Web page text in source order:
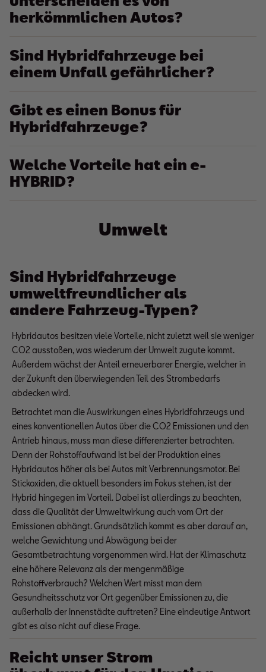
herkömmlichen Autos?
Sind Hybridfahrzeuge bei
einem Unfall gefährlicher?
Gibt es einen Bonus für
Hybridfahrzeuge?
Welche Vorteile hat ein e-
HYBRID?
Umwelt
Sind Hybridfahrzeuge
umweltfreundlicher als
andere Fahrzeug-Typen?
Hybridautos besitzen viele Vorteile, nicht zuletzt weil sie weniger
CO2 ausstoßen, was wiederum der Umwelt zugute kommt.
Außerdem wächst der Anteil erneuerbarer Energie, welcher in
der Zukunft den überwiegenden Teil des Strombedarfs
abdecken wird.
Betrachtet man die Auswirkungen eines Hybridfahrzeugs und
eines konventionellen Autos über die CO2 Emissionen und den
Antrieb hinaus, muss man diese differenzierter betrachten.
Denn der Rohstoffaufwand ist bei der Produktion eines
Hybridautos höher als bei Autos mit Verbrennungsmotor. Bei
Stickoxiden, die aktuell besonders im Fokus stehen, ist der
Hybrid hingegen im Vorteil. Dabei ist allerdings zu beachten,
dass die Qualität der Umweltwirkung auch vom Ort der
Emissionen abhängt. Grundsätzlich kommt es aber darauf an,
welche Gewichtung und Abwägung bei der
Gesamtbetrachtung vorgenommen wird. Hat der Klimaschutz
eine höhere Relevanz als der mengenmäßige
Rohstoffverbrauch? Welchen Wert misst man dem
Gesundheitsschutz vor Ort gegenüber Emissionen zu, die
außerhalb der Innenstädte auftreten? Eine eindeutige Antwort
gibt es also nicht auf diese Frage.
Reicht unser Strom